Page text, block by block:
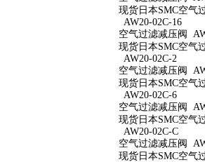
现货日本SMC空气
AW20-02C-16
空气过滤减压阀
现货日本SMC空气
AW20-02C-2
空气过滤减压阀
现货日本SMC空气
AW20-02C-6
空气过滤减压阀
现货日本SMC空气
AW20-02C-C
空气过滤减压阀
现货日本SMC空气